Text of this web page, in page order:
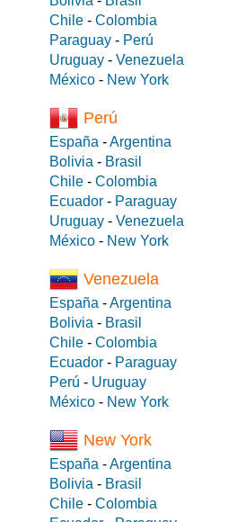
Chile - Colombia
Paraguay - Perú
Uruguay - Venezuela
México - New York
Perú
España -Argentina
Bolivia - Brasil
Chile - Colombia
Ecuador - Paraguay
Uruguay - Venezuela
México - New York
Venezuela
España -Argentina
Bolivia - Brasil
Chile - Colombia
Ecuador - Paraguay
Perú - Uruguay
México - New York
New York
España -Argentina
Bolivia - Brasil
Chile - Colombia